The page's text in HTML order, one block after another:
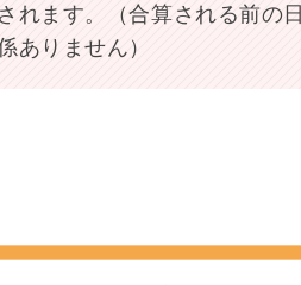
れます。（合算される前の日
ありません）